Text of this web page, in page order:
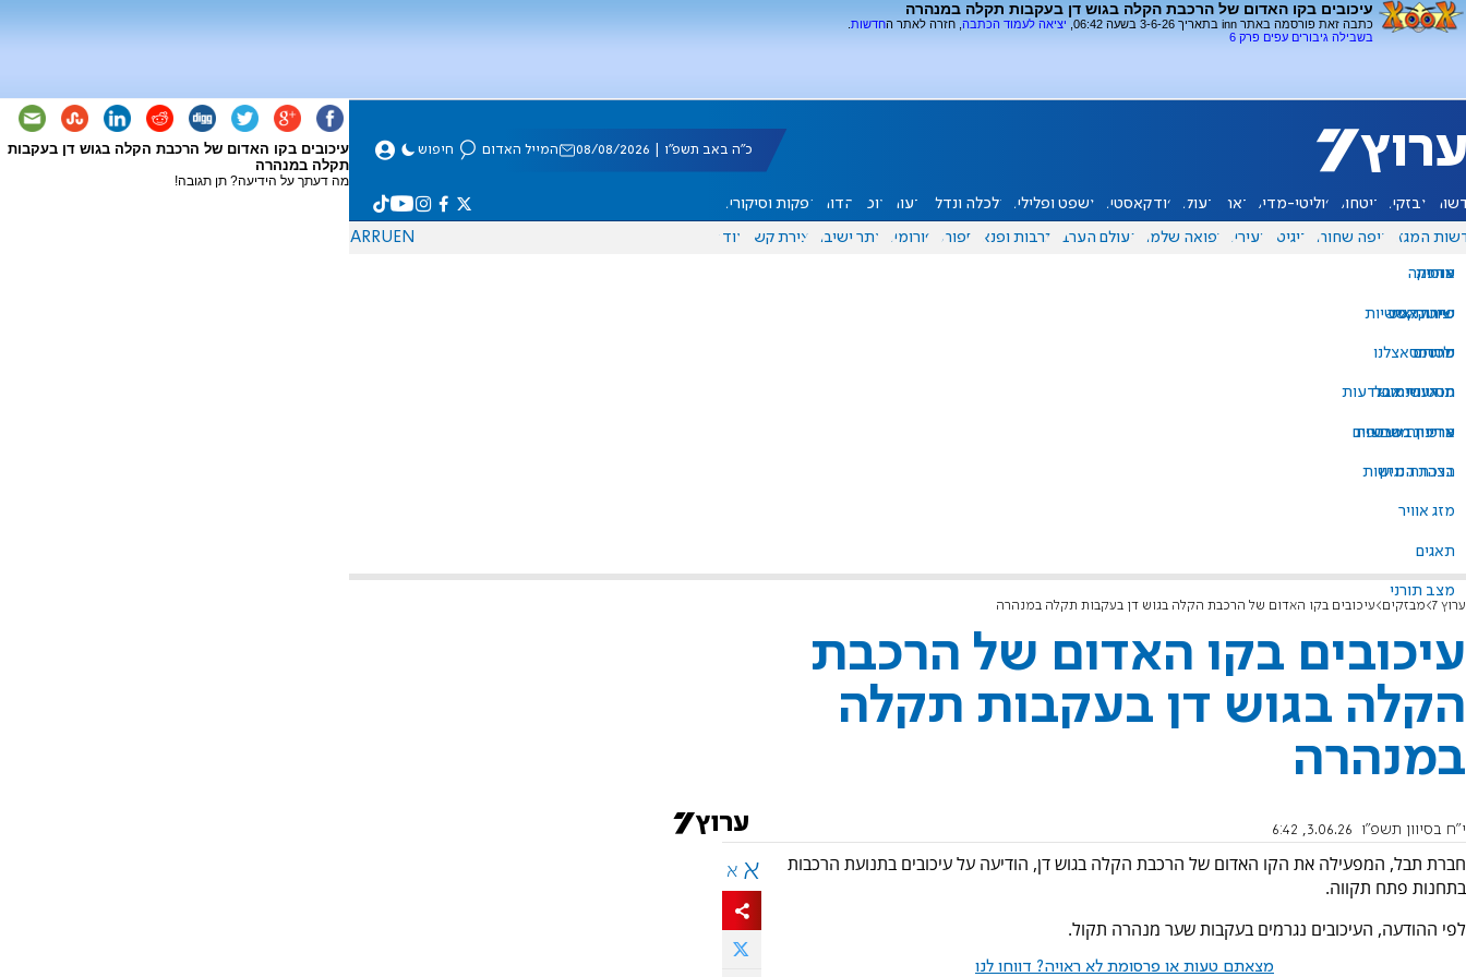
עיכובים בקו האדום של הרכבת הקלה בגוש דן בעקבות תקלה במנהרה
כתבה זאת פורסמה באתר inn בתאריך 3-6-26 בשעה 06:42, יציאה לעמוד הכתבה , חזרה לאתר החדשות
בשבילה גיבורים עפים פרק 6
עיכובים בקו האדום של הרכבת הקלה בגוש דן בעקבות
תקלה במנהרה
מה דעתך על הידיעה? תן תגובה!